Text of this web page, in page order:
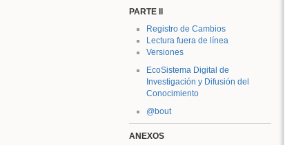
PARTE II
Registro de Cambios
Lectura fuera de línea
Versiones
EcoSistema Digital de
Investigación y Difusión del
Conocimiento
@bout
ANEXOS